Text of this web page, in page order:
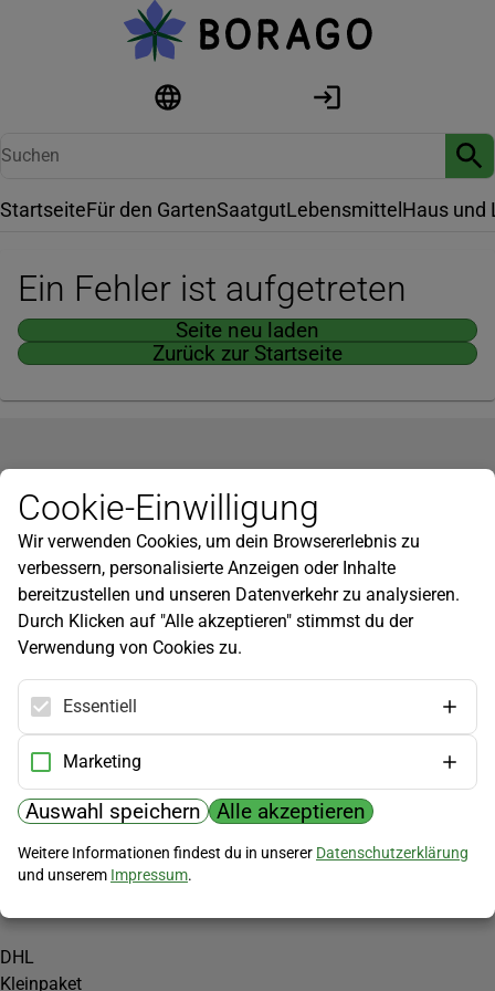
StartseiteFür den GartenSaatgutLebensmittel Haus und
Ein Fehler ist aufgetreten
Seite neu laden
Zurück zur Startseite
Newsletter
Infos zu neuen Produkten, Gartentipps und mehr findest du in
unserem Newsletter!
Jetzt anmelden
Hilfe
Kundenservice
Widerrufsbelehrung
Versandkosten
Zahlungsmöglichkeiten
PayPal
Vorkasse
Versand
DHL
Kleinpaket
Cookie-Einwilligung
Wir verwenden Cookies, um dein Browsererlebnis zu
verbessern, personalisierte Anzeigen oder Inhalte
bereitzustellen und unseren Datenverkehr zu analysieren.
Durch Klicken auf "Alle akzeptieren" stimmst du der
Verwendung von Cookies zu.
Essentiell
Marketing
Auswahl speichern Alle akzeptieren
Weitere Informationen findest du in unserer Datenschutzerklärung
und unserem Impressum.